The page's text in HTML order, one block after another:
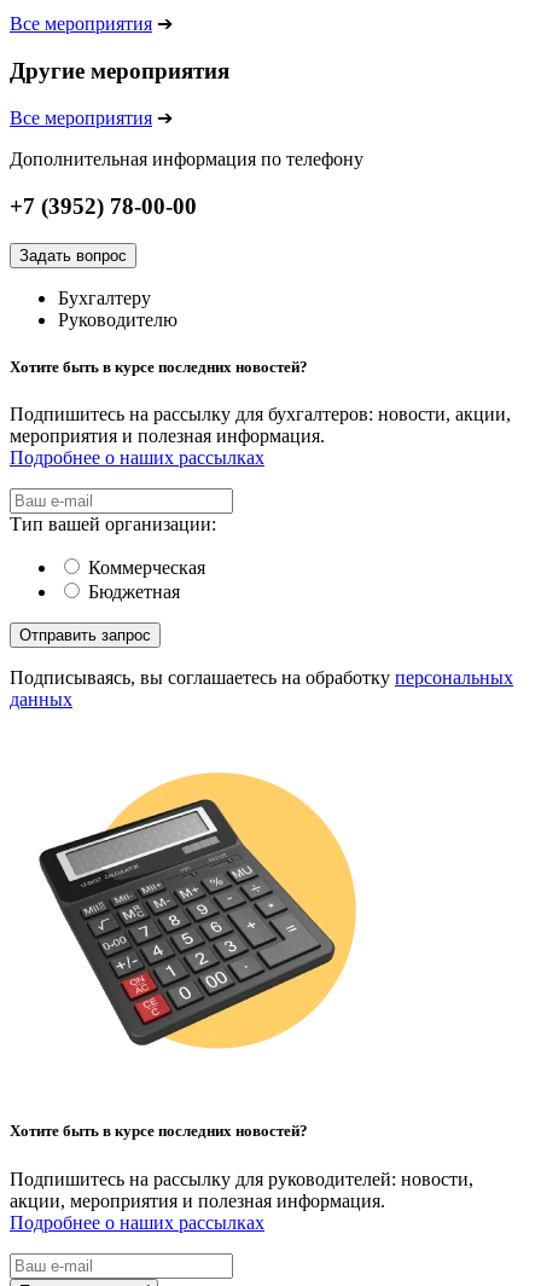
Все мероприятия ➔
Другие мероприятия
Все мероприятия ➔
Дополнительная информация по телефону
+7 (3952) 78-00-00
Задать вопрос
Бухгалтеру
Руководителю
Хотите быть в курсе последних новостей?
Подпишитесь на рассылку для бухгалтеров: новости, акции,
мероприятия и полезная информация.
Подробнее о наших рассылках
Тип вашей организации:
Коммерческая
Бюджетная
Подписываясь, вы соглашаетесь на обработку персональных
данных
Хотите быть в курсе последних новостей?
Подпишитесь на рассылку для руководителей: новости,
акции, мероприятия и полезная информация.
Подробнее о наших рассылках